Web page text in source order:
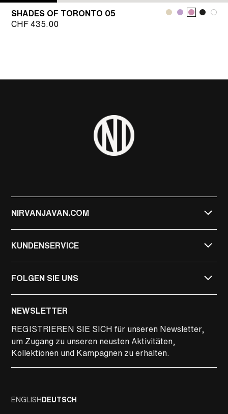
SHADES OF TORONTO 05
CHF435.00
NIRVANJAVAN.COM
KUNDENSERVICE
FOLGEN SIE UNS
NIRVAN JAVAN PRIVATE
LINKEDIN
PINTEREST
NEWSLETTER
REGISTRIEREN SIE SICH für unseren Newsletter,
um Zugang zu unseren neusten Aktivitäten,
Kollektionen und Kampagnen zu erhalten.
ENGLISHDEUTSCH